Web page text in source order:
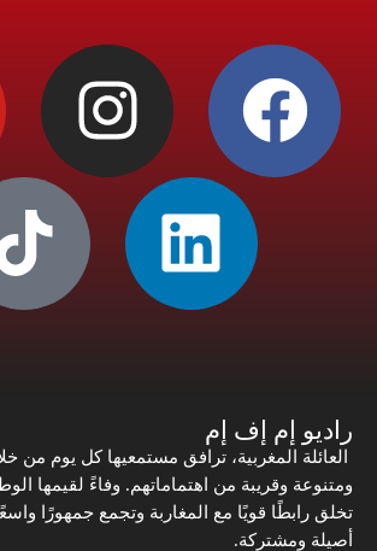
راديو إم إف إم
العائلة المغربية، ترافق مستمعيها كل يوم من
ومتنوعة وقريبة من اهتماماتهم. وفاءً لقيمها
تخلق رابطًا قويًا مع المغاربة وتجمع جمهورًا
أصيلة ومشتركة.